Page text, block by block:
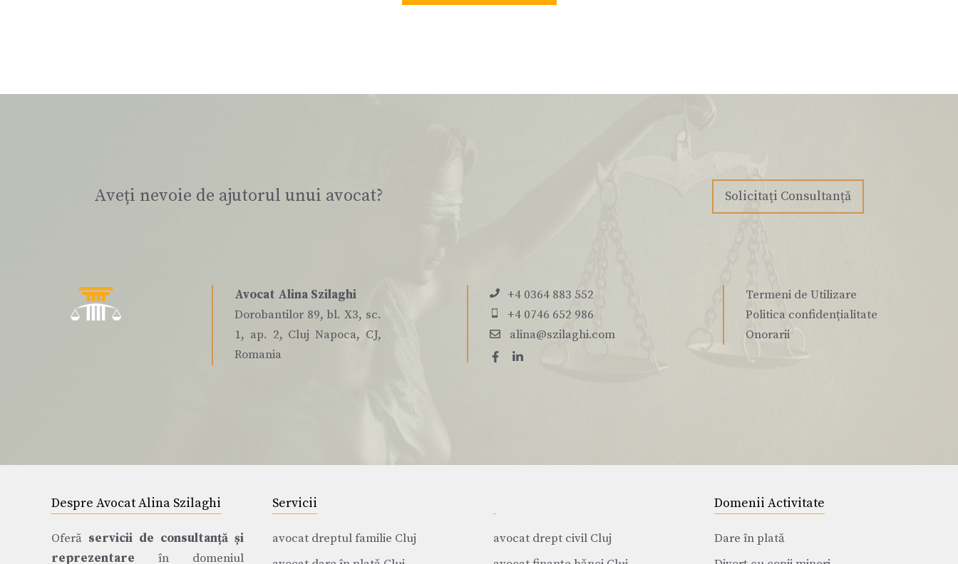
Aveți nevoie de ajutorul unui avocat? Solicitați Consultanță
Avocat Alina Szilaghi
Dorobantilor 89, bl. X3, sc.
1, ap. 2, Cluj Napoca, CJ,
Romania
+4 0364 883 552
+4 0746 652 986
alina@szilaghi.com
Termeni de Utilizare
Politica confidențialitate
Onorarii
Despre Avocat Alina Szilaghi
Oferă servicii de consultanță și
reprezentare în domeniul
Servicii
avocat dreptul familie Cluj
avocat drept civil Cluj
Domenii Activitate
Dare în plată